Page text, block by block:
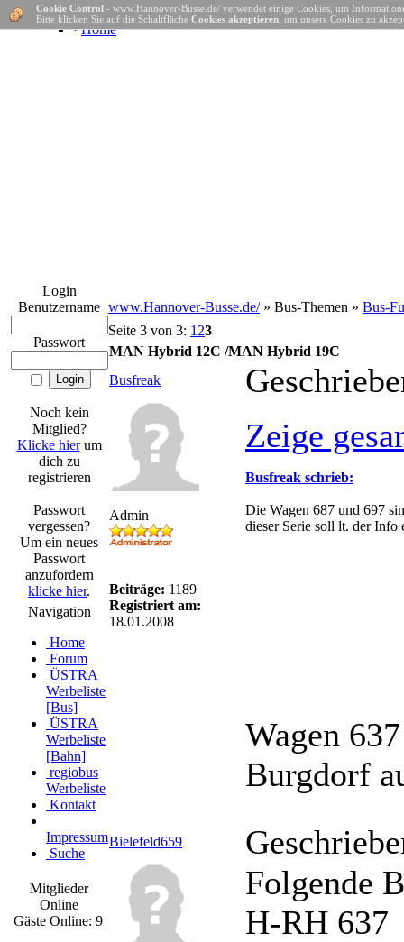
· Home
Login
Benutzername
Passwort
Noch kein
Mitglied?
Klicke hierum
dich zu
registrieren
Passwort
vergessen?
Um ein neues
Passwort
anzufordern
klicke hier.
Navigation
Home
Forum
ÜSTRA
Werbeliste
[Bus]
ÜSTRA
Werbeliste
[Bahn]
regiobus
Werbeliste
Kontakt
Impressum
Suche
Mitglieder
Online
Gäste Online: 9
Cookie Control - www.Hannover-Busse.de/ verwendet einige Cookies, um
Bitte klicken Sie auf die Schaltfläche Cookies akzeptieren , um unsere Cookies zu
www.Hannover-Busse.de/» Bus-Themen » Bus-
Seite 3 von 3: 1 23
MAN Hybrid 12C /MAN Hybrid 19C
Busfreak
Admin
Beiträge: 1189
Registriert am:
18.01.2008
Zeige
Busfreak schrieb:
Die Wagen 687 und 697
dieser Serie soll lt. der
Wagen
Burgdorf
Bielefeld659
Folgende
H-RH 637